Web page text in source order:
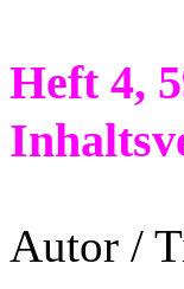
Heft 4,
Autor /